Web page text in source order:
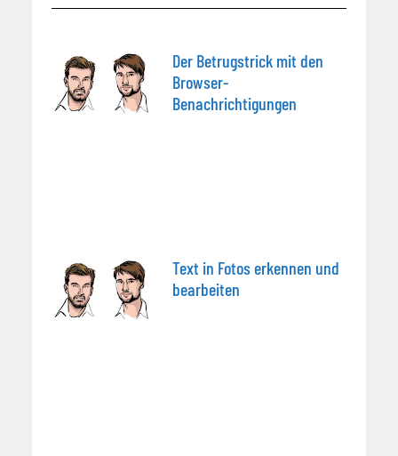
Der Betrugstrick mit den
Browser-
Benachrichtigungen
Text in Fotos erkennen und
bearbeiten